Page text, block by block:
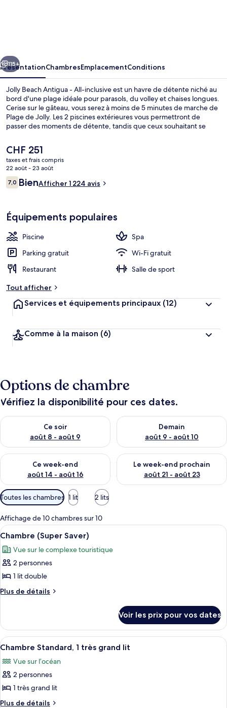
All-
inclusive
Suivant
115+
PrésentationChambresEmplacementConditions
Jolly Beach Antigua - All-inclusive est un havre de détente niché au
bord d'une plage idéale pour parasols, du volley et chaises longues.
Cerise sur le gâteau, vous serez à moins de 5 minutes de marche de
Plage de Jolly. Les 2 piscines extérieures vous permettront de
passer des moments de détente, tandis que ceux souhaitant se
visage et des soins corporels. L'établissement Pizza Factory, l'un des
3 restaurants, sert des spécialités Cuisine italienne et est ouvert
pour le déjeuner et le dîner. Cet hébergement tout inclus abrite en
outre 3 bars/lounges, un bar en bord de piscine et une salle de
fitness. La piscine rafraîchissante et le personnel attentionné
remportent un franc succès auprès des autres voyageurs.
Le
prix
actuel
est
de
CHF 251
taxes et frais compris
22 août - 23 août
Avis
voyageurs
7,07,0 sur 10
BienAfficher 1 224 avis
Équipements populaires
Piscine
Spa
Parking gratuit
Wi-Fi gratuit
Restaurant
Salle de sport
Tout afficher
Services et équipements principaux (12)
Comme à la maison (6)
Options de chambre
Vérifiez la disponibilité pour ces dates.
Ce soir
août 8 - août 9
Vérifier la disponibilité pour ce soir août 8 - août 9
Demain
août 9 - août 10
Vérifier la disponibilité pour
Ce week-end
août 14 - août 16
Vérifier la disponibilité pour ce week-end août 14 - août 16
Le week-end prochain
août 21 - août 23
Vérifier la disponibilité pour
Filtres
disponibles
pour
les
chambres
Toutes les chambres 1 lit 2 lits
Affichage de 10 chambres sur 10
Afficher
toutes
les
photos
pour
ce
chambre :
Chambre
(Super
Saver)
Une chambre d’hôtel avec un lit, un
4
Chambre (Super Saver)
Vue sur le complexe touristique
2 personnes
1 lit double
Plus de détails
Plus
le
type
de
Chambre
(Super
Voir les prix pour vos dates
Afficher
toutes
les
photos
pour
ce
Une chambre d’hôtel comprenant
5
Chambre Standard, 1 très grand lit
Vue sur l’océan
2 personnes
1 très grand lit
Plus de détails
Plus